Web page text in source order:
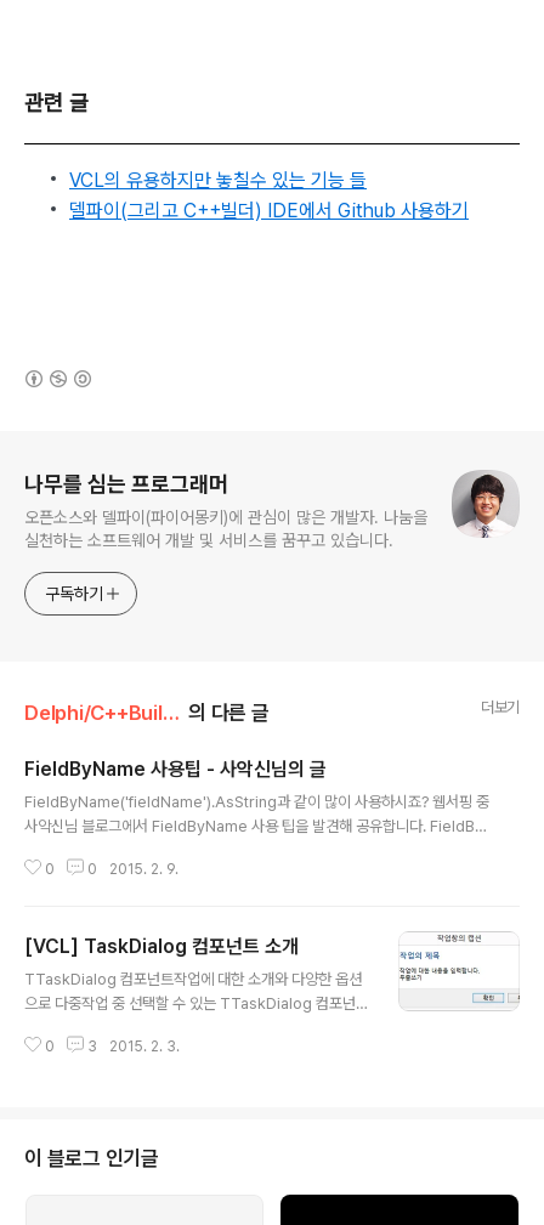
관련 글
VCL의 유용하지만 놓칠수 있는 기능 들
델파이(그리고 C++빌더) IDE에서 Github 사용하기
나무를 심는 프로그래머
오픈소스와 델파이(파이어몽키)에 관심이 많은 개발자. 나눔을
실천하는 소프트웨어 개발 및 서비스를 꿈꾸고 있습니다.
구독하기
Delphi/C++Builder 의 다른 글 더보기
FieldByName 사용팁 - 사악신님의 글
FieldByName('fieldName').AsString과 같이 많이 사용하시죠? 웹서핑 중
사악신님 블로그에서 FieldByName 사용 팁을 발견해 공유합니다. FieldBy
은 팁이네요.http://saksin.tistory.com/985
0 0 2015. 2. 9.
[VCL] TaskDialog 컴포넌트 소개
TTaskDialog 컴포넌트작업에 대한 소개와 다양한 옵션
으로 다중작업 중 선택할 수 있는 TTaskDialog 컴포넌트
utton, CommandLink, 버튼)를 제공하고 입력 받을 수
니다.❑ 자세한 정보ExpandedText, ExpandButtonC
aption 속성으로 추가정보를 제공합니다. 추가정보는 기
본으로 감추고 자세한 정보 보기 버튼을 누르면 자세한 내
0 3 2015. 2. 3.
이 블로그 인기글